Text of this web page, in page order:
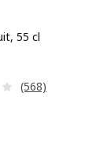
Totaal
55 cl
Beoordeling: 4
(568)